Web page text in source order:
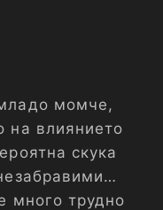
момче,
на влиянието
скука
много трудно